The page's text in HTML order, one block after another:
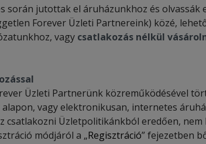
jutottak el áruházunkhoz és olvassák
Forever Üzleti Partnereink) közé,
vagy csatlakozás nélkül
sal
Üzleti Partnerünk közreműködésével
vagy elektronikusan, internetes
Üzletpolitikánkból eredően, nem
módjáról a „Regisztráció” fejezetben